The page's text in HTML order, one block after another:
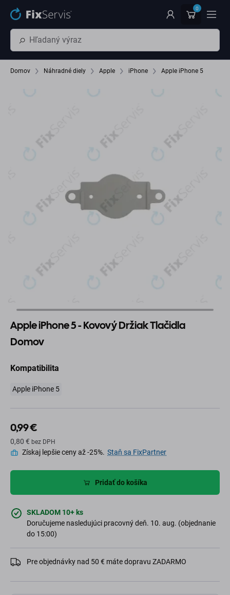
Preskočiť na hlavný obsah 0
Domov Náhradné diely Apple iPhone Apple iPhone 5
Apple iPhone 5 - Kovový Držiak Tlačidla
Domov
Kompatibilita
Apple iPhone 5
0,99 €
0,80 € bez DPH
Získaj lepšie ceny až -25%. Staň sa FixPartner
Pridať do košíka
SKLADOM 10+ ks
Doručujeme nasledujúci pracovný deň. 10. aug. (objednanie
do 15:00)
Pre objednávky nad 50 € máte dopravu ZADARMO